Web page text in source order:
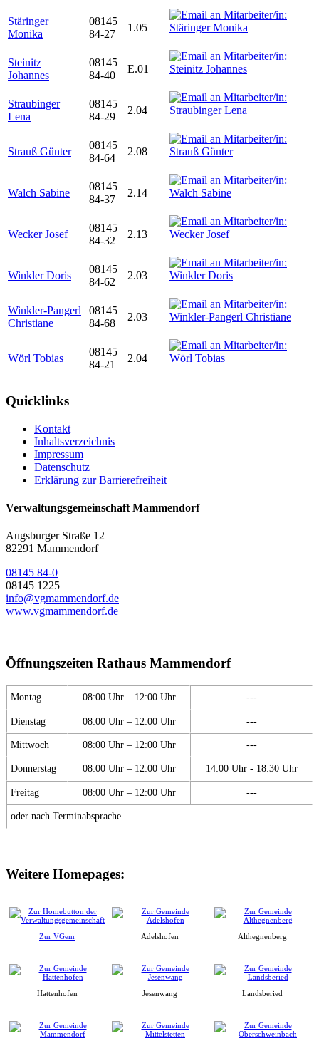
Stäringer
Monika
08145
84-27
1.05
Steinitz
Johannes
08145
84-40
E.01
Straubinger
Lena
08145
84-29
2.04
Strauß Günter
08145
84-64
2.08
Walch Sabine
08145
84-37
2.14
Wecker Josef
08145
84-32
2.13
Winkler Doris
08145
84-62
2.03
Winkler-Pangerl
Christiane
08145
84-68
2.03
Wörl Tobias
08145
84-21
2.04
Quicklinks
Kontakt
Inhaltsverzeichnis
Impressum
Datenschutz
Erklärung zur Barrierefreiheit
Verwaltungsgemeinschaft Mammendorf
Augsburger Straße 12
82291 Mammendorf
08145 84-0
08145 1225
info@vgmammendorf.de
www.vgmammendorf.de
Öffnungszeiten Rathaus Mammendorf
Montag 08:00 Uhr – 12:00 Uhr ---
Dienstag 08:00 Uhr – 12:00 Uhr ---
Mittwoch 08:00 Uhr – 12:00 Uhr ---
Donnerstag 08:00 Uhr – 12:00 Uhr 14:00 Uhr - 18:30 Uhr
Freitag 08:00 Uhr – 12:00 Uhr ---
oder nach Terminabsprache
Weitere Homepages:
Zur VGem Adelshofen Althegnenberg
Hattenhofen Jesenwang Landsberied